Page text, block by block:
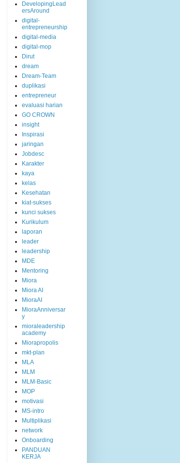
DevelopingLead
ersAround
digital-
entrepreneurship
digital-media
digital-mop
Dirut
dream
Dream-Team
duplikasi
entrepreneur
evaluasi harian
GO CROWN
insight
Inspirasi
jaringan
Jobdesc
Karakter
kaya
kelas
Kesehatan
kiat-sukses
kunci sukses
Kurikulum
laporan
leader
leadership
MDE
Mentoring
Miora
Miora AI
MioraAI
MioraAnniversar
y
mioraleadership
academy
Miorapropolis
mkt-plan
MLA
MLM
MLM-Basic
MOP
motivasi
MS-intro
Multiplikasi
network
Onboarding
PANDUAN
KERJA